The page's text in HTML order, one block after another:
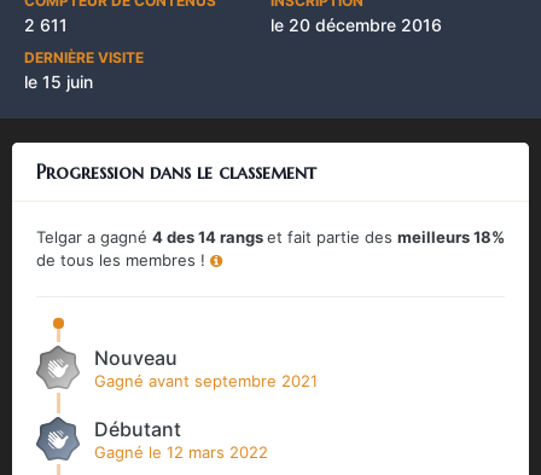
2 611 le 20 décembre 2016
DERNIÈRE VISITE
le 15 juin
Progression dans le classement
Telgar a gagné 4 des 14 rangset fait partie des meilleurs 18%
de tous les membres !
Nouveau
Gagné avant septembre 2021
Débutant
Gagné le 12 mars 2022